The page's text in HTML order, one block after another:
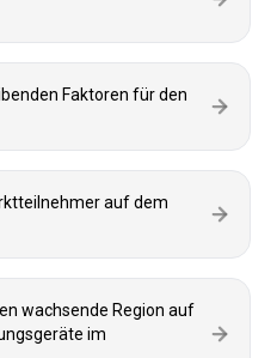
Faktoren für den
auf dem
wachsende Region auf
im